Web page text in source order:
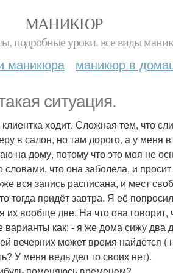
МАНИКЮР
подробные уроки. все виды
маникюра маникюр в
ситуация.
ходит. Сложная тем, что
в салон, но там дорого, а у
на дому, потому что это моя не
словами, что она заболела, и
вся запись расписана, и мест
тогда придёт завтра. Я её
их вообще две. На что она говорит,
как: - я же дома сижу два
вечерних может время найдётся (
У меня ведь дел то своих нет).